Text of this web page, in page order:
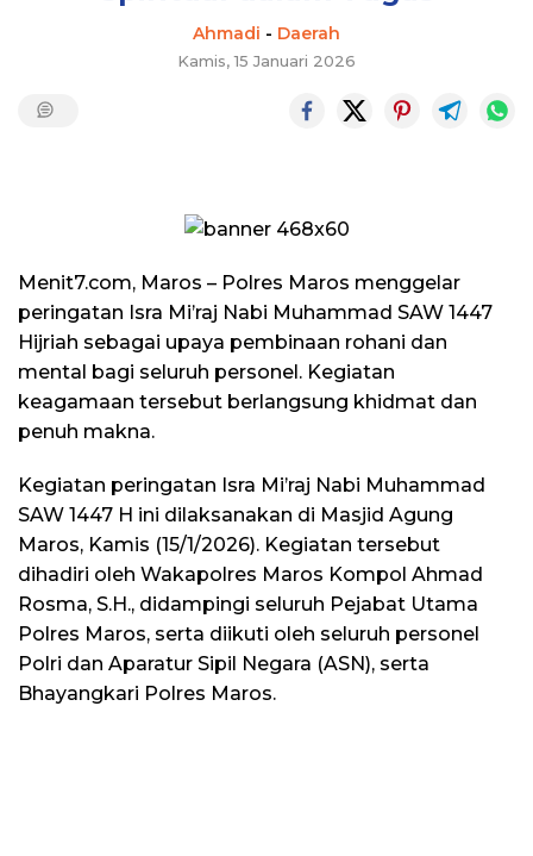
Ahmadi - Daerah
Kamis, 15 Januari 2026
Menit7.com, Maros – Polres Maros menggelar
peringatan Isra Mi’raj Nabi Muhammad SAW 1447
Hijriah sebagai upaya pembinaan rohani dan
mental bagi seluruh personel. Kegiatan
keagamaan tersebut berlangsung khidmat dan
penuh makna.
Kegiatan peringatan Isra Mi’raj Nabi Muhammad
SAW 1447 H ini dilaksanakan di Masjid Agung
Maros, Kamis (15/1/2026). Kegiatan tersebut
dihadiri oleh Wakapolres Maros Kompol Ahmad
Rosma, S.H., didampingi seluruh Pejabat Utama
Polres Maros, serta diikuti oleh seluruh personel
Polri dan Aparatur Sipil Negara (ASN), serta
Bhayangkari Polres Maros.